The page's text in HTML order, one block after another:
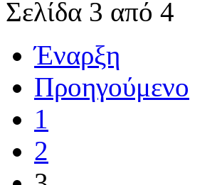
Σελίδα 3 από 4
Έναρξη
Προηγούμενο
1
2